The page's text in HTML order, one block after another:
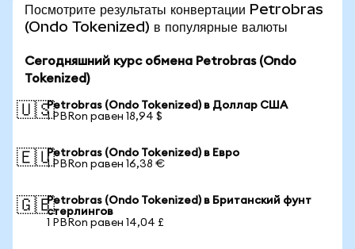
Посмотрите результаты конвертации Petrobras
(Ondo Tokenized) в популярные валюты
Сегодняшний курс обмена Petrobras (Ondo
Tokenized)
🇺🇸Petrobras (Ondo Tokenized) в Доллар США
1 PBRon равен 18,94 $
🇪🇺Petrobras (Ondo Tokenized) в Евро
1 PBRon равен 16,38 €
🇬🇧Petrobras (Ondo Tokenized) в Британский фунт
стерлингов
1 PBRon равен 14,04 £